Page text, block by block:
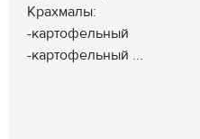
Крахмалы:
-картофельный
-картофельный ...